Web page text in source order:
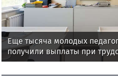
Еще тысяча молодых
получили выплаты при